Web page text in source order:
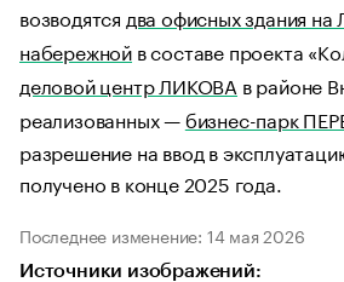
возводятся два офисных здания на
набережной в составе проекта
деловой центр ЛИКОВА в районе
реализованных —бизнес-парк
разрешение на ввод в
получено в конце 2025 года.
Последнее изменение: 14 мая 2026
Источники изображений: